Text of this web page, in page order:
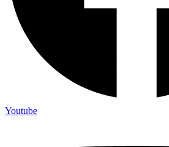
Youtube